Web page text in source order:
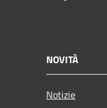
NOVITÀ
Notizie